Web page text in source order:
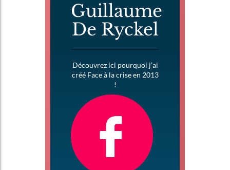
Guillaume
De Ryckel
Découvrez ici pourquoi j’ai
créé Face à la crise en 2013
!